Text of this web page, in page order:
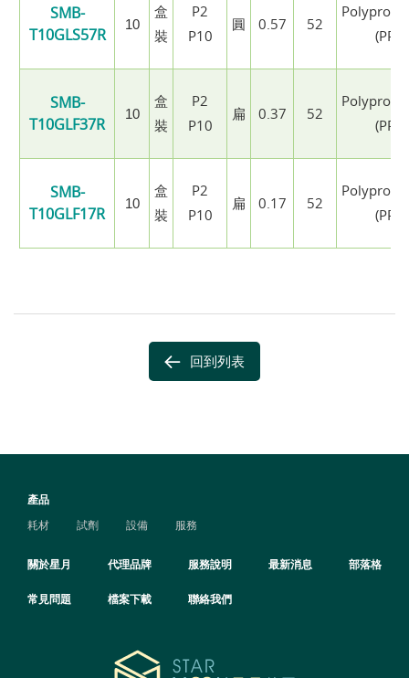
SMB-
T10GLS57R
10
盒
裝
P2
P10
圓 0.57 52
(PP)
SMB-
T10GLF37R
10
盒
裝
P2
P10
扁 0.37 52
(PP)
SMB-
T10GLF17R
10
盒
裝
P2
P10
扁 0.17 52
(PP)
回到列表
產品
耗材
試劑 設備 服務
關於星月 代理品牌 服務說明 最新消息 部落格
常見問題 檔案下載 聯絡我們